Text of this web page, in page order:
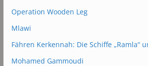
Operation Wooden Leg
Mlawi
Fähren Kerkennah: Die Schiffe „Ramla“
Mohamed Gammoudi